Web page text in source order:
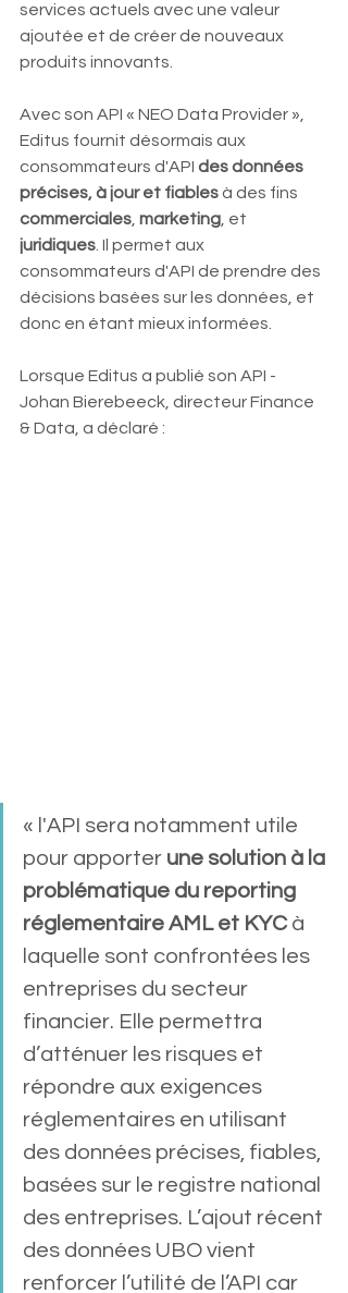
services actuels avec une valeur
ajoutée et de créer de nouveaux
produits innovants.
Avec son API « NEO Data Provider »,
Editus fournit désormais aux
consommateurs d'API des données
précises, à jour et fiables à des fins
commerciales marketing , et
juridiques . Il permet aux
consommateurs d'API de prendre des
décisions basées sur les données, et
donc en étant mieux informées.
Lorsque Editus a publié son API -
Johan Bierebeeck, directeur Finance
& Data, a déclaré :
« l'API sera notamment utile
pour apporter une solution à la
problématique du reporting
réglementaire AML et KYC à
laquelle sont confrontées les
entreprises du secteur
financier. Elle permettra
d’atténuer les risques et
répondre aux exigences
réglementaires en utilisant
des données précises, fiables,
basées sur le registre national
des entreprises. L’ajout récent
des données UBO vient
renforcer l’utilité de l’API car